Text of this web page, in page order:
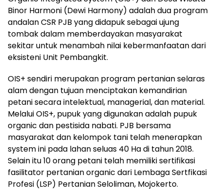
Binor Harmoni (Dewi Harmony) adalah dua program
andalan CSR PJB yang didapuk sebagai ujung
tombak dalam memberdayakan masyarakat
sekitar untuk menambah nilai kebermanfaatan dari
eksisteni Unit Pembangkit.
OIS+ sendiri merupakan program pertanian selaras
alam dengan tujuan menciptakan kemandirian
petani secara intelektual, managerial, dan material.
Melalui OIS+, pupuk yang digunakan adalah pupuk
organic dan pestisida nabati. PJB bersama
masyarakat dan kelompok tani telah menerapkan
system ini pada lahan seluas 40 Ha di tahun 2018.
Selain itu 10 orang petani telah memiliki sertifikasi
fasilitator pertanian organic dari Lembaga Sertfikasi
Profesi (LSP) Pertanian Seloliman, Mojokerto.